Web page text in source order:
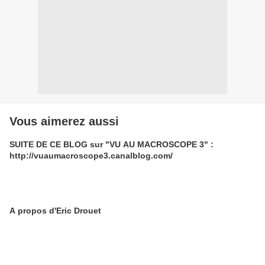
Vous aimerez aussi
SUITE DE CE BLOG sur "VU AU MACROSCOPE 3" :
http://vuaumacroscope3.canalblog.com/
A propos d'Eric Drouet